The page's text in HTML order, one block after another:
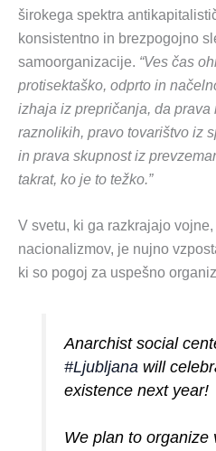
širokega spektra
konsistentno in brezpogojno
samoorganizacije. “Ves čas
protisektaško, odprto in
izhaja iz prepričanja, da
raznolikih, pravo tovarištvo iz
in prava skupnost iz
takrat, ko je to težko.”
V svetu, ki ga razkrajajo
nacionalizmov, je nujno
ki so pogoj za uspešno
Anarchist social
#Ljubljana will
existence next year!
We plan to organize